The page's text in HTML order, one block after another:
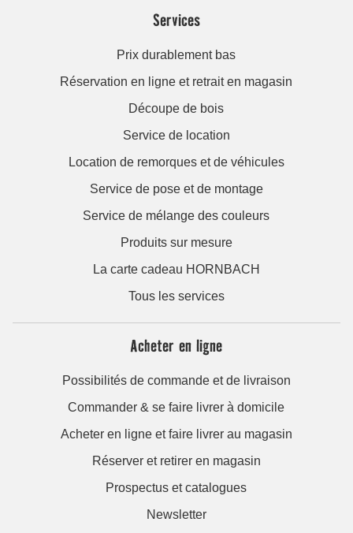
Services
Prix durablement bas
Réservation en ligne et retrait en magasin
Découpe de bois
Service de location
Location de remorques et de véhicules
Service de pose et de montage
Service de mélange des couleurs
Produits sur mesure
La carte cadeau HORNBACH
Tous les services
Acheter en ligne
Possibilités de commande et de livraison
Commander & se faire livrer à domicile
Acheter en ligne et faire livrer au magasin
Réserver et retirer en magasin
Prospectus et catalogues
Newsletter